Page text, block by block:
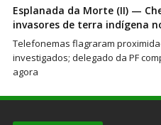
Esplanada da Morte (II) —
invasores de terra indígena
Telefonemas flagraram
investigados; delegado da PF
agora